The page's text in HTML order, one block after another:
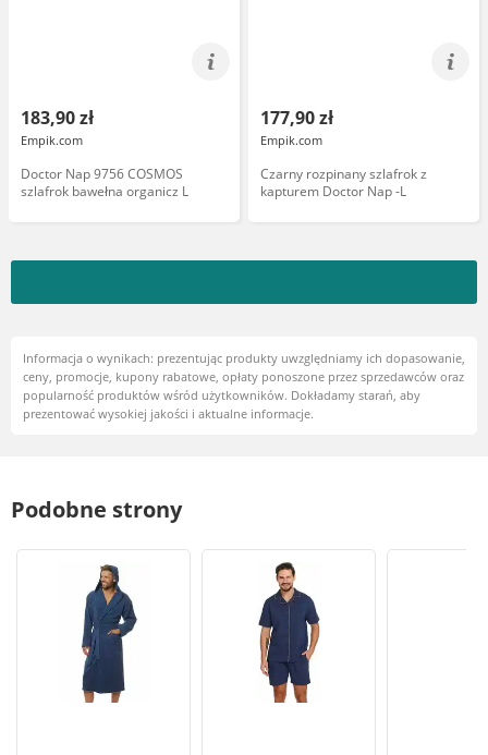
183,90 zł
Empik.com
Doctor Nap 9756 COSMOS
szlafrok bawełna organicz L
177,90 zł
Empik.com
Czarny rozpinany szlafrok z
kapturem Doctor Nap -L
Informacja o wynikach: prezentując produkty uwzględniamy ich dopasowanie,
ceny, promocje, kupony rabatowe, opłaty ponoszone przez sprzedawców oraz
popularność produktów wśród użytkowników. Dokładamy starań, aby
prezentować wysokiej jakości i aktualne informacje.
Podobne strony